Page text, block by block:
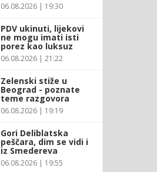
06.08.2026 | 19:30
PDV ukinuti, lijekovi
ne mogu imati isti
porez kao luksuz
06.08.2026 | 21:22
Zelenski stiže u
Beograd - poznate
teme razgovora
06.08.2026 | 19:19
Gori Deliblatska
peščara, dim se vidi i
iz Smedereva
06.08.2026 | 19:55